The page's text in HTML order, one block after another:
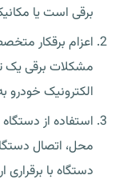
برقی است یا
اعزام برقکار
مشکلات برقی یک
الکترونیک
استفاده از